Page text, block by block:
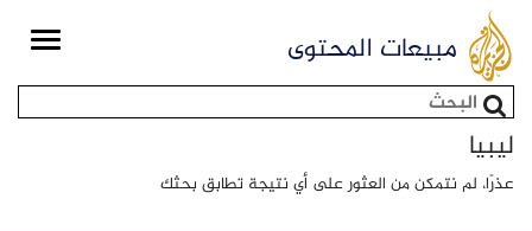
مبيعات المحتوى Toggle
استمارة البحث
ليبيا
عذرًا، لم نتمكن من العثور على أي نتيجة تطابق بحثك